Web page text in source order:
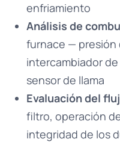
enfriamiento
Análisis de
furnace — presión
intercambiador
sensor de llama
Evaluación del
filtro, operación
integridad de los